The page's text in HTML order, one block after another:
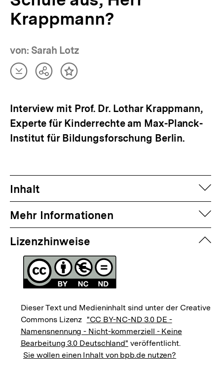
Krappmann?
von: Sarah Lotz
Artikel
herunterladen
TeilenInhalt
Interview mit Prof. Dr. Lothar Krappmann,
Experte für Kinderrechte am Max-Planck-
Institut für Bildungsforschung Berlin.
Inhalt
Mehr Informationen
Lizenzhinweise
Dieser Text und Medieninhalt sind unter der Creative
Commons Lizenz "CC BY-NC-ND 3.0 DE -
Namensnennung - Nicht-kommerziell - Keine
Bearbeitung 3.0 Deutschland" veröffentlicht.
Sie wollen einen Inhalt von bpb.de nutzen?